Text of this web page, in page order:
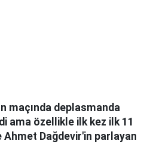
maçında deplasmanda
ama özellikle ilk kez ilk 11
Ahmet Dağdevir'in parlayan